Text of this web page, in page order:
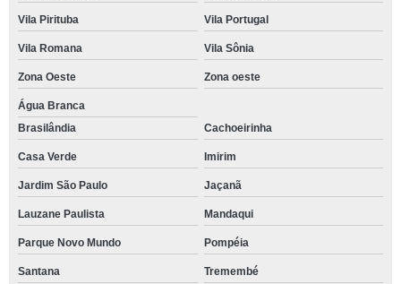
Vila Pirituba Vila Portugal
Vila Romana Vila Sônia
Zona Oeste Zona oeste
Água Branca
Brasilândia
Cachoeirinha
Casa Verde Imirim
Jardim São Paulo Jaçanã
Lauzane Paulista Mandaqui
Parque Novo Mundo Pompéia
Santana Tremembé